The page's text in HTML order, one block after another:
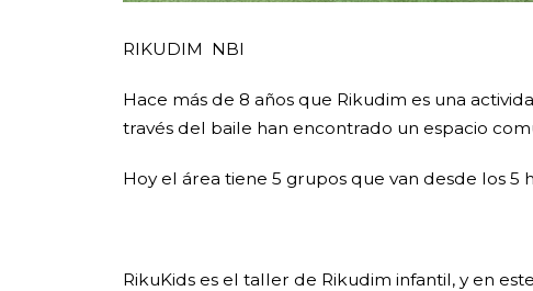
RIKUDIM NBI
Hace más de 8 años que Rikudim es una
través del baile han encontrado un espacio
Hoy el área tiene 5 grupos que van desde los 5
RikuKids es el taller de Rikudim infantil, y en